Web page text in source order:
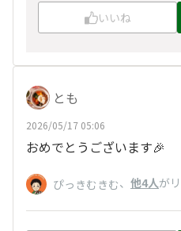
いいね
とも
2026/05/17 05:06
おめでとうございます🎉
ぴっきむきむ、 他4人が